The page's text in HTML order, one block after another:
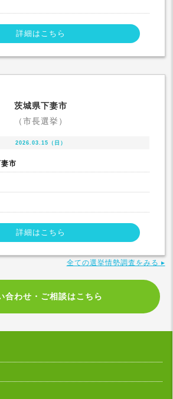
詳細はこちら
茨城県下妻市
（市長選挙）
2026.03.15（日）
市
詳細はこちら
全ての選挙情勢調査をみる ▸
合わせ・ご相談はこちら